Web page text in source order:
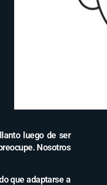
luego de ser
Nosotros
que adaptarse a